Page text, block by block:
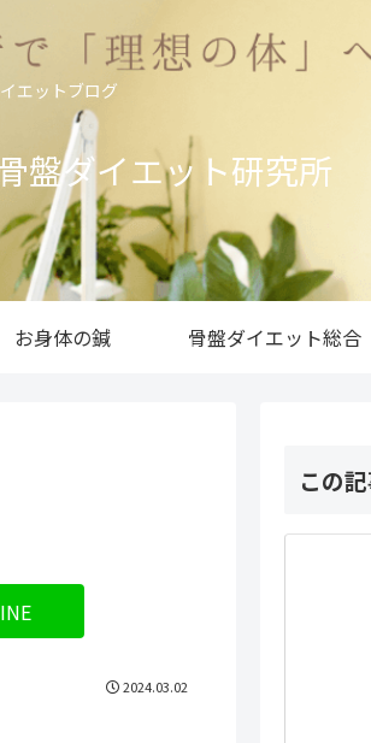
エットブログ
盤ダイエット研究所
お身体の鍼 骨盤ダイエット総合
2024.03.02
この